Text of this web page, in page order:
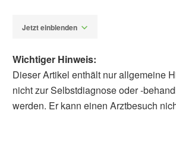
Jetzt einblenden
Wichtiger Hinweis:
Dieser Artikel enthält nur allgemeine
nicht zur Selbstdiagnose oder -
werden. Er kann einen Arztbesuch